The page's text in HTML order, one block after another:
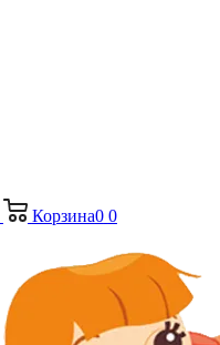
Корзина0 0